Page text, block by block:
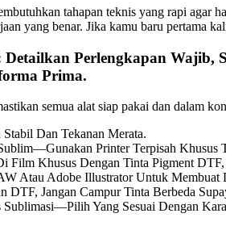
tahapan teknis yang rapi agar
yang benar. Jika kamu baru pertama
Perlengkapan Wajib,
Prima.
semua alat siap pakai dan dalam
Dan Tekanan Merata.
Printer Terpisah Khusus
Film Khusus Dengan Tinta Pigment
Atau Adobe Illustrator Untuk Membuat
DTF, Jangan Campur Tinta Berbeda
Sublimasi—Pilih Yang Sesuai Dengan